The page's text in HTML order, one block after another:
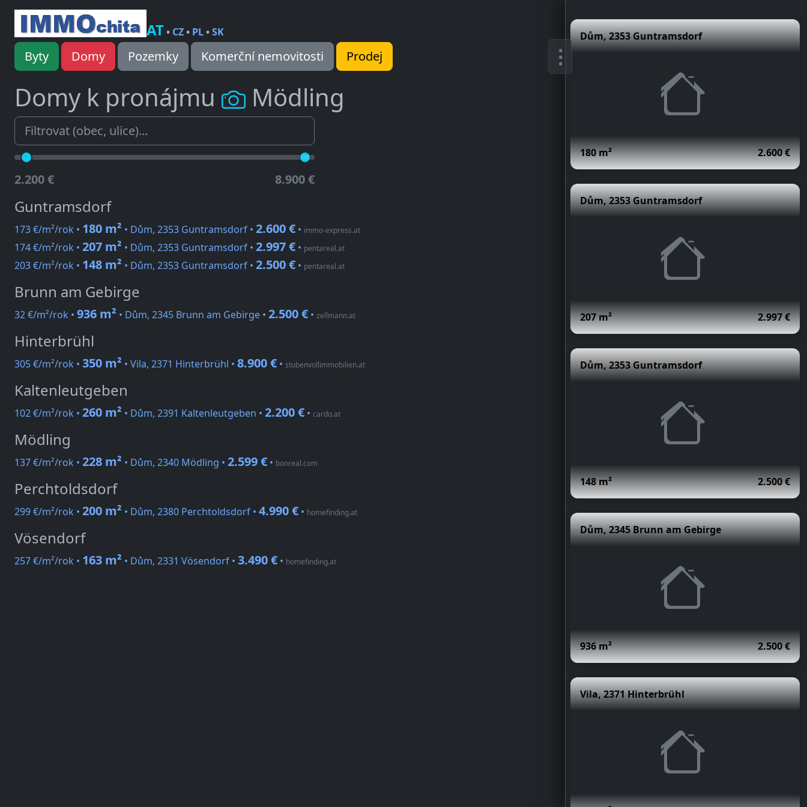
AT• CZ• PL•SK
Byty Domy Pozemky Komerční nemovitosti Prodej
Domy k pronájmu Mödling
2.200 € 8.900 €
Guntramsdorf
173 €/m²/rok • 180 m² • Dům, 2353 Guntramsdorf • 2.600 € • immo-express.at
174 €/m²/rok • 207 m² • Dům, 2353 Guntramsdorf • 2.997 € • pentareal.at
203 €/m²/rok • 148 m² • Dům, 2353 Guntramsdorf • 2.500 € • pentareal.at
Brunn am Gebirge
32 €/m²/rok • 936 m² • Dům, 2345 Brunn am Gebirge • 2.500 € • zellmann.at
Hinterbrühl
305 €/m²/rok • 350 m² • Vila, 2371 Hinterbrühl • 8.900 € • stubenvollimmobilien.at
Kaltenleutgeben
102 €/m²/rok • 260 m² • Dům, 2391 Kaltenleutgeben • 2.200 € • cardo.at
Mödling
137 €/m²/rok • 228 m² • Dům, 2340 Mödling • 2.599 € • bonreal.com
Perchtoldsdorf
299 €/m²/rok • 200 m² • Dům, 2380 Perchtoldsdorf • 4.990 € • homefinding.at
Vösendorf
257 €/m²/rok • 163 m² • Dům, 2331 Vösendorf • 3.490 € • homefinding.at